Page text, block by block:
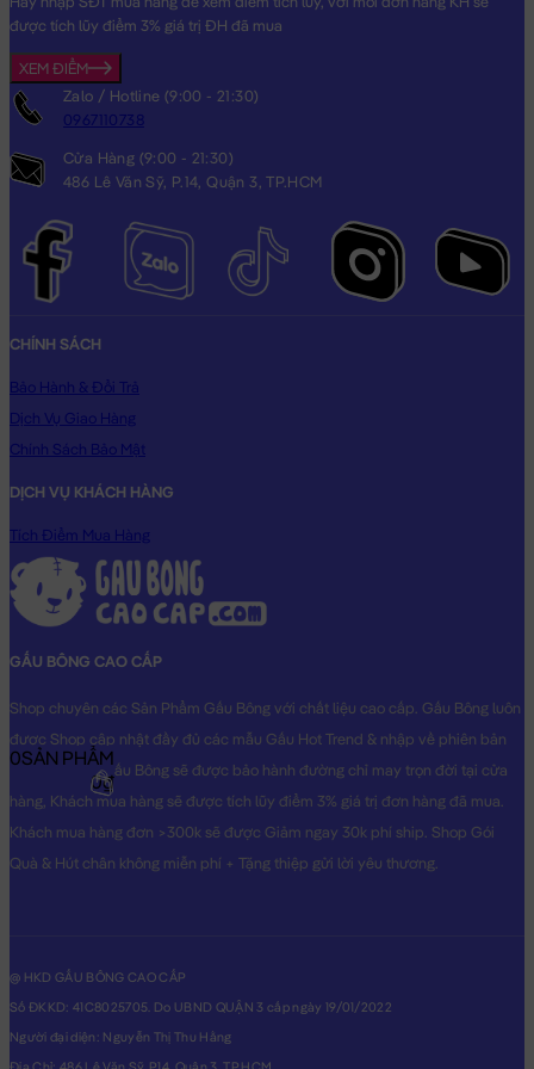
tặng vô cùng Dễ Thương dành cho người thân yêu của bạn!
Hình ảnh Gối mền Gấu Bông 2in1 Khủng Long xanh mắt To, hình
ảnh này là hình THẬT do Shop TỰ CHỤP.
được tích lũy điểm 3% giá trị ĐH đã mua
XEM ĐIỂM
Zalo / Hotline (9:00 - 21:30)
0967110738
Cửa Hàng (9:00 - 21:30)
486 Lê Văn Sỹ, P.14, Quận 3, TP.HCM
CHÍNH SÁCH
Bảo Hành & Đổi Trả
Dịch Vụ Giao Hàng
Chính Sách Bảo Mật
DỊCH VỤ KHÁCH HÀNG
Tích Điểm Mua Hàng
GẤU BÔNG CAO CẤP
Shop chuyên các Sản Phẩm Gấu Bông với chất liệu cao cấp. Gấu Bông luôn
được Shop cập nhật đầy đủ các mẫu Gấu Hot Trend & nhập về phiên bản
Original nhất. Gấu Bông sẽ được bảo hành đường chỉ may trọn đời tại cửa
hàng, Khách mua hàng sẽ được tích lũy điểm 3% giá trị đơn hàng đã mua.
Khách mua hàng đơn >300k sẽ được Giảm ngay 30k phí ship. Shop Gói
Quà & Hút chân không miễn phí + Tặng thiệp gửi lời yêu thương.
@ HKD GẤU BÔNG CAO CẤP
Số ĐKKD: 41C8025705. Do UBND QUẬN 3 cấp ngày 19/01/2022
Người đại diện: Nguyễn Thị Thu Hằng
0SẢN PHẨM
0₫